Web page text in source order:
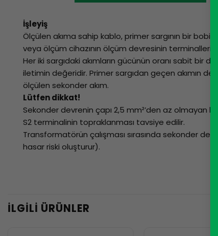
İşleyiş
Ölçülen akıma sahip kablo, primer sargının bir
veya ölçüm cihazının ölçüm devresinin
Her iki sargıdaki akımların gücünün oranı sabit bir
iletimin değeridir. Primer sargıdan geçen akımın
ölçülen sekonder akım.
Lütfen dikkat!
Sekonder devrenin çapı 2,5 mm²’den az olmayan
S2 terminalinin topraklanması tavsiye edilir.
Transformatörün çalışması sırasında sekonder
hasar riski oluşturur).
İLGILI ÜRÜNLER